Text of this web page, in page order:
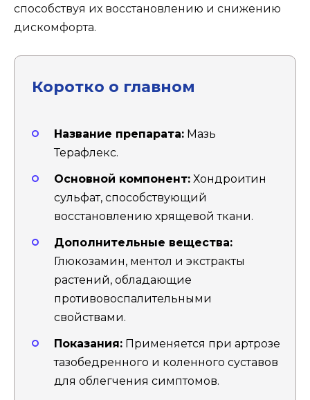
способствуя их восстановлению и снижению
дискомфорта.
Коротко о главном
Название препарата: Мазь
Терафлекс.
Основной компонент: Хондроитин
сульфат, способствующий
восстановлению хрящевой ткани.
Дополнительные вещества:
Глюкозамин, ментол и экстракты
растений, обладающие
противовоспалительными
свойствами.
Показания: Применяется при артрозе
тазобедренного и коленного суставов
для облегчения симптомов.